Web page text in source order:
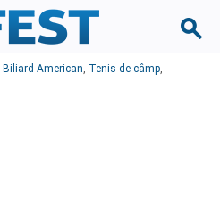
Biliard American, Tenis de câmp,